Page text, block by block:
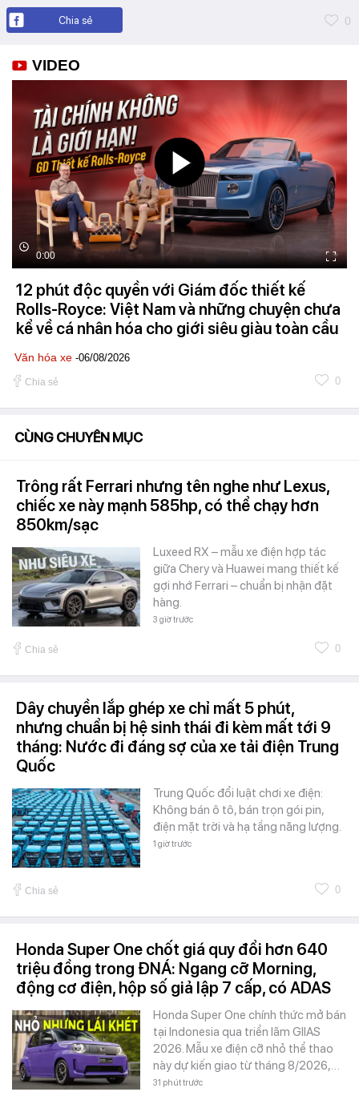
Chia sẻ 0
VIDEO
0:00
12 phút độc quyền với Giám đốc thiết kế
Rolls-Royce: Việt Nam và những chuyện chưa
kể về cá nhân hóa cho giới siêu giàu toàn cầu
Văn hóa xe -06/08/2026
Chia sẻ 0
CÙNG CHUYÊN MỤC
Trông rất Ferrari nhưng tên nghe như Lexus,
chiếc xe này mạnh 585hp, có thể chạy hơn
850km/sạc
Luxeed RX – mẫu xe điện hợp tác
giữa Chery và Huawei mang thiết kế
gợi nhớ Ferrari – chuẩn bị nhận đặt
hàng.
3 giờ trước
Chia sẻ 0
Dây chuyền lắp ghép xe chỉ mất 5 phút,
nhưng chuẩn bị hệ sinh thái đi kèm mất tới 9
tháng: Nước đi đáng sợ của xe tải điện Trung
Quốc
Trung Quốc đổi luật chơi xe điện:
Không bán ô tô, bán trọn gói pin,
điện mặt trời và hạ tầng năng lượng.
1 giờ trước
Chia sẻ 0
Honda Super One chốt giá quy đổi hơn 640
triệu đồng trong ĐNÁ: Ngang cỡ Morning,
động cơ điện, hộp số giả lập 7 cấp, có ADAS
Honda Super One chính thức mở bán
tại Indonesia qua triển lãm GIIAS
2026. Mẫu xe điện cỡ nhỏ thể thao
này dự kiến giao từ tháng 8/2026,…
31 phút trước